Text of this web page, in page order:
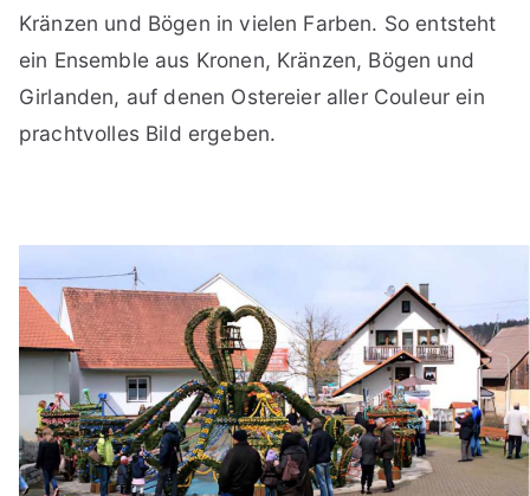
Kränzen und Bögen in vielen Farben. So entsteht
ein Ensemble aus Kronen, Kränzen, Bögen und
Girlanden, auf denen Ostereier aller Couleur ein
prachtvolles Bild ergeben.